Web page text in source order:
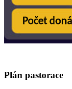
Plán pastorace